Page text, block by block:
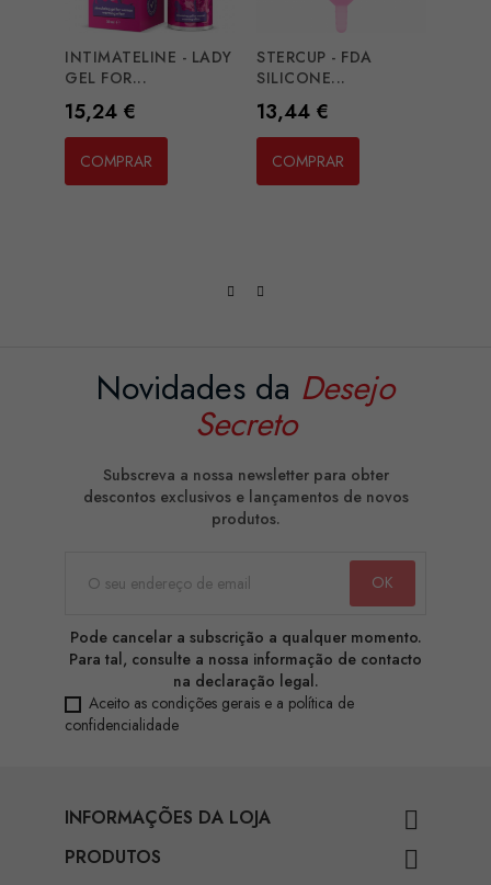
INTIMATELINE - LADY
GEL FOR...
Preço
15,24 €
COMPRAR
STERCUP - FDA
SILICONE...
Preço
13,44 €
COMPRAR
Novidades da Desejo
Secreto
Subscreva a nossa newsletter para obter
descontos exclusivos e lançamentos de novos
produtos.
Pode cancelar a subscrição a qualquer momento.
Para tal, consulte a nossa informação de contacto
na declaração legal.
Aceito as condições gerais e a política de
confidencialidade
INFORMAÇÕES DA LOJA 
PRODUTOS 